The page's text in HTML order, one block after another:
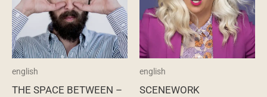
english
THE SPACE BETWEEN –
english
SCENEWORK